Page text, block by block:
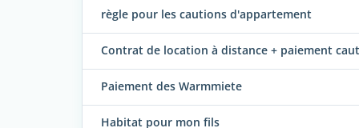
règle pour les cautions d'appartement
Contrat de location à distance + paiement
Paiement des Warmmiete
Habitat pour mon fils